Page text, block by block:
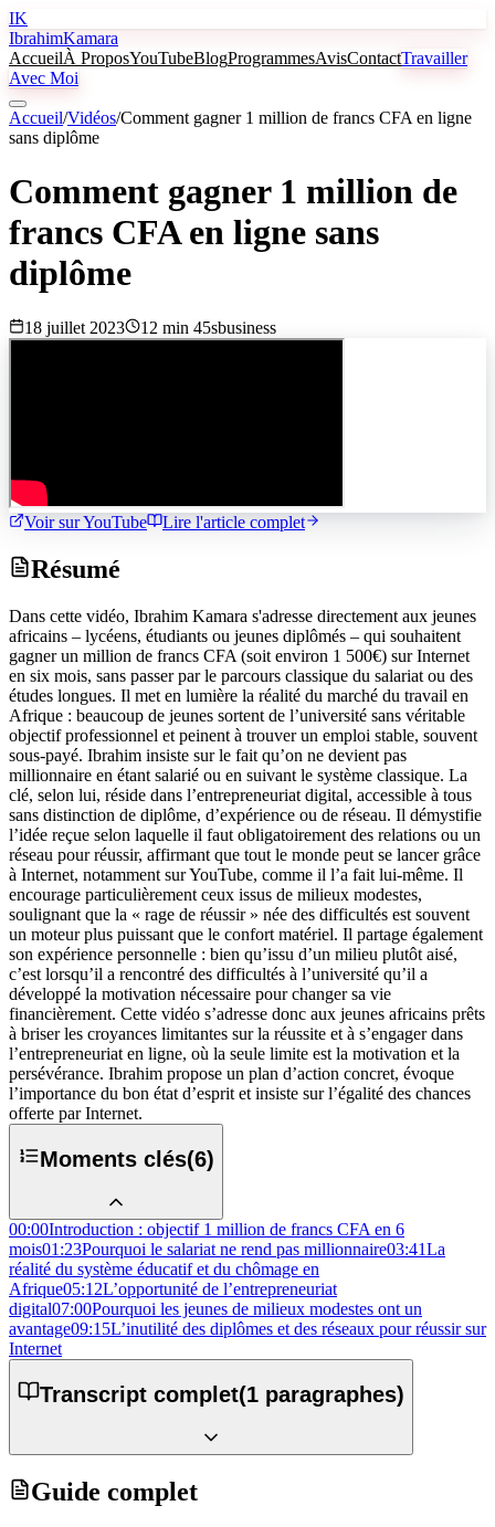
IK
IbrahimKamara
AccueilÀ ProposYouTubeBlogProgrammesAvisContactTravailler
Avec Moi
Accueil/Vidéos/Comment gagner 1 million de francs CFA en ligne
sans diplôme
Comment gagner 1 million de
francs CFA en ligne sans
diplôme
18 juillet 2023 12 min 45sbusiness
Voir sur YouTube Lire l'article complet
Résumé
Dans cette vidéo, Ibrahim Kamara s'adresse directement aux jeunes
africains – lycéens, étudiants ou jeunes diplômés – qui souhaitent
gagner un million de francs CFA (soit environ 1 500€) sur Internet
en six mois, sans passer par le parcours classique du salariat ou des
études longues. Il met en lumière la réalité du marché du travail en
Afrique : beaucoup de jeunes sortent de l’université sans véritable
objectif professionnel et peinent à trouver un emploi stable, souvent
sous-payé. Ibrahim insiste sur le fait qu’on ne devient pas
millionnaire en étant salarié ou en suivant le système classique. La
clé, selon lui, réside dans l’entrepreneuriat digital, accessible à tous
sans distinction de diplôme, d’expérience ou de réseau. Il démystifie
l’idée reçue selon laquelle il faut obligatoirement des relations ou un
réseau pour réussir, affirmant que tout le monde peut se lancer grâce
à Internet, notamment sur YouTube, comme il l’a fait lui-même. Il
encourage particulièrement ceux issus de milieux modestes,
soulignant que la « rage de réussir » née des difficultés est souvent
un moteur plus puissant que le confort matériel. Il partage également
son expérience personnelle : bien qu’issu d’un milieu plutôt aisé,
c’est lorsqu’il a rencontré des difficultés à l’université qu’il a
développé la motivation nécessaire pour changer sa vie
financièrement. Cette vidéo s’adresse donc aux jeunes africains prêts
à briser les croyances limitantes sur la réussite et à s’engager dans
l’entrepreneuriat en ligne, où la seule limite est la motivation et la
persévérance. Ibrahim propose un plan d’action concret, évoque
l’importance du bon état d’esprit et insiste sur l’égalité des chances
offerte par Internet.
Moments clés(6)
00:00Introduction : objectif 1 million de francs CFA en 6
mois01:23Pourquoi le salariat ne rend pas millionnaire03:41La
réalité du système éducatif et du chômage en
Afrique05:12L’opportunité de l’entrepreneuriat
digital07:00Pourquoi les jeunes de milieux modestes ont un
avantage09:15L’inutilité des diplômes et des réseaux pour réussir sur
Internet
Transcript complet(1 paragraphes)
Guide complet